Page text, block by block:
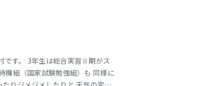
す。 3年生は総合実習Ⅱ期がス
機組（国家試験勉強組）も 同様に